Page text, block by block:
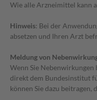
Wie alle Arzneimittel kann
Hinweis: Bei der
absetzen und Ihren Arzt
Meldung von
Wenn Sie Nebenwirkungen
direkt dem Bundesinstitut
können Sie dazu